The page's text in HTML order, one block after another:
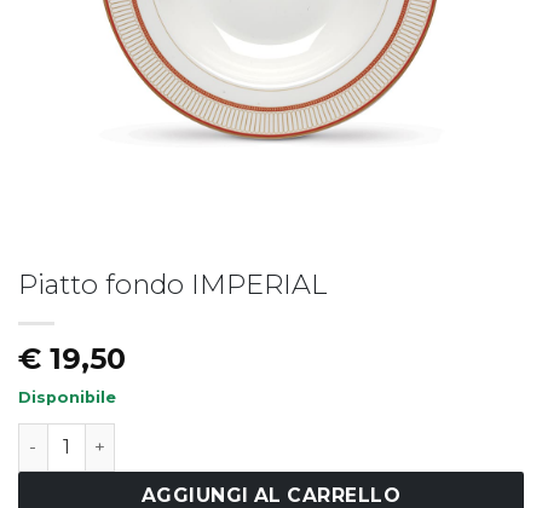
Piatto fondo LIBERTY
Piatto LIBERTY - vers.B
Piatto fondo IMPERIAL
€ 19,50
Disponibile
Piatto fondo IMPERIAL quantità
AGGIUNGI AL CARRELLO